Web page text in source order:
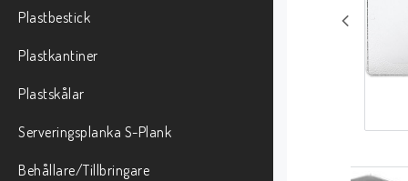
Plastbestick
Plastkantiner
Plastskålar
Serveringsplanka S-Plank
Behållare/Tillbringare